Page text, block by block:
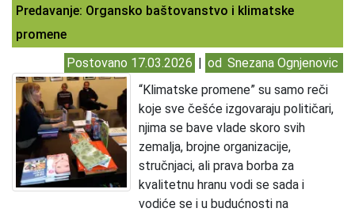
Predavanje: Organsko baštovanstvo i klimatske
promene
Postovano 17.03.2026 | od Snezana Ognjenovic
“Klimatske promene” su samo reči
koje sve češće izgovaraju političari,
njima se bave vlade skoro svih
zemalja, brojne organizacije,
stručnjaci, ali prava borba za
kvalitetnu hranu vodi se sada i
vodiće se i u budućnosti na